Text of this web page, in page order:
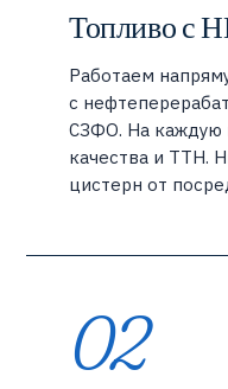
Топливо с
Работаем
с
СЗФО. На каждую
качества и ТТН.
цистерн от
02